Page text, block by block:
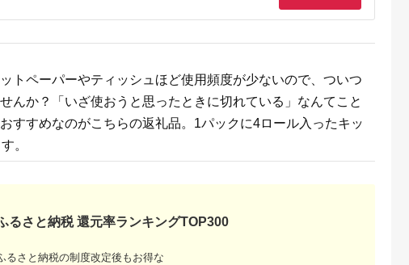
トペーパーやティッシュほど使用頻度が少ないので、ついつ
んか？「いざ使おうと思ったときに切れている」なんてこと
すすめなのがこちらの返礼品。1パックに4ロール入ったキッ
。
るさと納税 還元率ランキングTOP300
るさと納税の制度改定後もお得な